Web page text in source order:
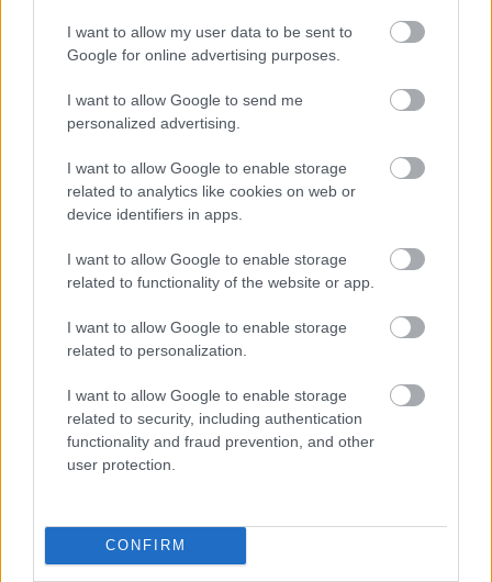
I want to allow my user data to be sent to
Google for online advertising purposes.
I want to allow Google to send me
personalized advertising.
I want to allow Google to enable storage
related to analytics like cookies on web or
device identifiers in apps.
I want to allow Google to enable storage
related to functionality of the website or app.
I want to allow Google to enable storage
related to personalization.
I want to allow Google to enable storage
related to security, including authentication
functionality and fraud prevention, and other
user protection.
CONFIRM
Φρούτα, σακχαρώδης διαβήτης και καλοκαίρι